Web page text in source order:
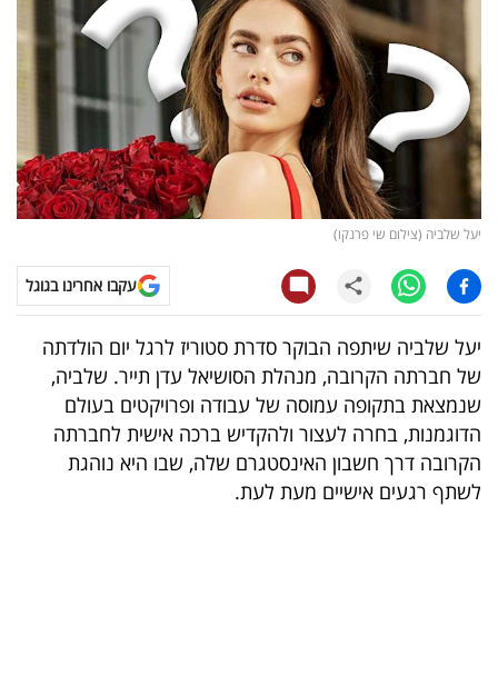
ומחקרים
דעות
רכילות
עסקית
קריפטו
טלוויזיה
עסקי
ספורט
קריירה
ולימודים
יעל שלביה (צילום שי פרנקו)
עקבו אחרינו בגוגל
יעל שלביה שיתפה הבוקר סדרת סטוריז לרגל יום הולדתה
של חברתה הקרובה, מנהלת הסושיאל עדן תייר. שלביה,
שנמצאת בתקופה עמוסה של עבודה ופרויקטים בעולם
הדוגמנות, בחרה לעצור ולהקדיש ברכה אישית לחברתה
הקרובה דרך חשבון האינסטגרם שלה, שבו היא נוהגת
לשתף רגעים אישיים מעת לעת.